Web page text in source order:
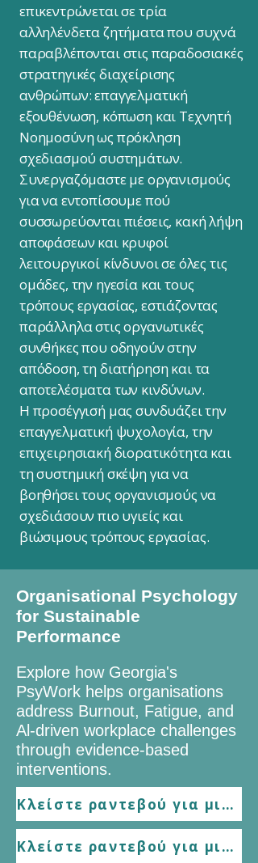
επικεντρώνεται σε τρία
αλληλένδετα ζητήματα που συχνά
παραβλέπονται στις παραδοσιακές
στρατηγικές διαχείρισης
ανθρώπων: επαγγελματική
εξουθένωση, κόπωση και Τεχνητή
Νοημοσύνη ως πρόκληση
σχεδιασμού συστημάτων.
Συνεργαζόμαστε με οργανισμούς
για να εντοπίσουμε πού
συσσωρεύονται πιέσεις, κακή λήψη
αποφάσεων και κρυφοί
λειτουργικοί κίνδυνοι σε όλες τις
ομάδες, την ηγεσία και τους
τρόπους εργασίας, εστιάζοντας
παράλληλα στις οργανωτικές
συνθήκες που οδηγούν στην
απόδοση, τη διατήρηση και τα
αποτελέσματα των κινδύνων.
Η προσέγγισή μας συνδυάζει την
επαγγελματική ψυχολογία, την
επιχειρησιακή διορατικότητα και
τη συστημική σκέψη για να
βοηθήσει τους οργανισμούς να
σχεδιάσουν πιο υγιείς και
βιώσιμους τρόπους εργασίας.
Organisational Psychology
for Sustainable
Performance
Explore how Georgia's
PsyWork helps organisations
address Burnout, Fatigue, and
Al-driven workplace challenges
through evidence-based
interventions.
Κλείστε ραντεβού για μια διερευνητική κλήση χωρίς υποχρέωση
Κλείστε ραντεβού για μια διερευνητική κλήση χωρίς υποχρέωση